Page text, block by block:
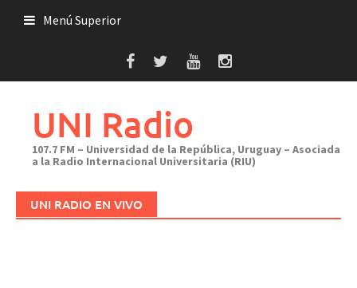
Menú Superior
UNI Radio
107.7 FM – Universidad de la República, Uruguay – Asociada
a la Radio Internacional Universitaria (RIU)
UNI RADIO EN VIVO